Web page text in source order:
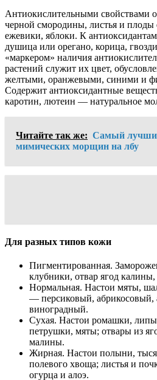
Антиокислительными свойствами
черной смородины, листья и
ежевики, яблоки. К
душица или орегано, корица,
«маркером» наличия
растений служит их цвет,
желтыми, оранжевыми, синими и
Содержит антиоксидантные
каротин, лютеин — натуральное
Читайте так же: Самый
мимических морщин на лбу
Для разных типов кожи
Пигментированная.
клубники, отвар ягод калины,
Нормальная. Настои мяты,
— персиковый, абрикосовый,
виноградный.
Сухая. Настои ромашки,
петрушки, мяты; отвары из
малины.
Жирная. Настои полыни,
полевого хвоща; листья и
огурца и алоэ.